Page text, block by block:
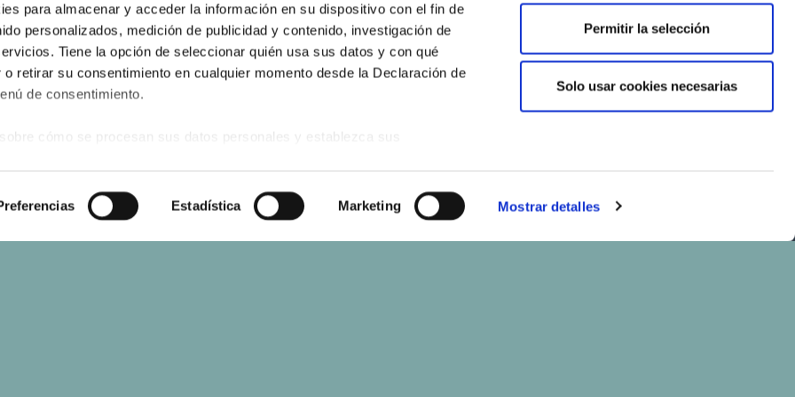
para almacenar y acceder la información en su dispositivo con el fin de
personalizados, medición de publicidad y contenido, investigación de
Tiene la opción de seleccionar quién usa sus datos y con qué
retirar su consentimiento en cualquier momento desde la Declaración de
de consentimiento.
cómo se procesan sus datos personales y establezca sus
se usan para personalizar el contenido y los anuncios, ofrecer funciones
el tráfico. Además, compartimos información sobre el uso que haga del
Estadística Marketing Mostrar detalles
Permitir la selección
Solo usar cookies necesarias